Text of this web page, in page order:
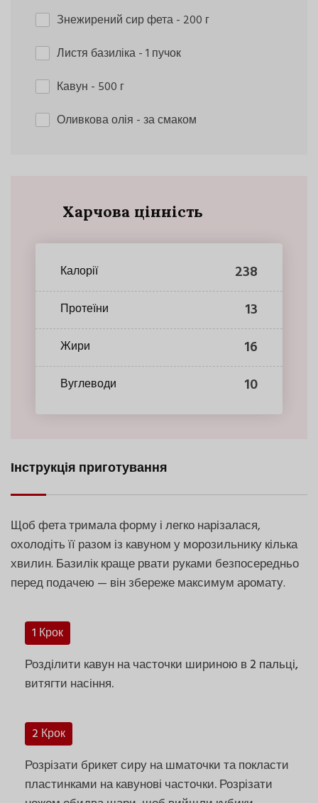
Знежирений сир фета- 200 г
Листя базиліка- 1 пучок
Кавун - 500 г
Оливкова олія - за смаком
Харчова цінність
Калорії 238
Протеїни 13
Жири 16
Вуглеводи 10
Інструкція приготування
Щоб фета тримала форму і легко нарізалася,
охолодіть її разом із кавуном у морозильнику кілька
хвилин. Базилік краще рвати руками безпосередньо
перед подачею — він збереже максимум аромату.
1 Крок
Розділити кавун на часточки шириною в 2 пальці,
витягти насіння.
2 Крок
Розрізати брикет сиру на шматочки та покласти
пластинками на кавунові часточки. Розрізати